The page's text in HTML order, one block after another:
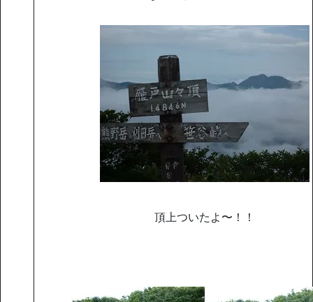
頂上ついたよ〜！！